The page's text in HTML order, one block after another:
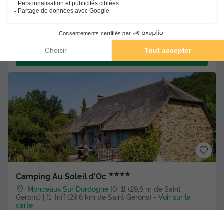
Meilleur prix pour 7 nuits
329 € 229 €
Camping Au Soleil d'Oc ★★★★
Monceaux Sur Dordogne ]0, 1[ (29,6 m de Saint
Gerons) | [1, Inf[ (29,6 km de Saint Gerons) - Voir sur la
carte